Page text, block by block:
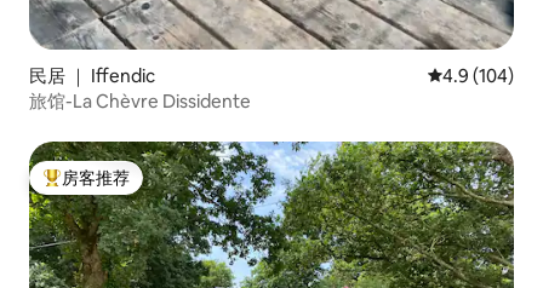
民居 ｜ Iffendic 平均评分 4.9
4.9 (104)
旅馆-La Chèvre Dissidente
热门「房客推荐」
房客推荐